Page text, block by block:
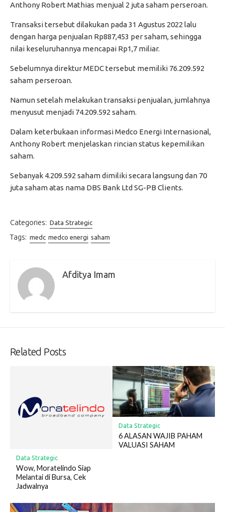
Anthony Robert Mathias menjual 2 juta saham perseroan.
Transaksi tersebut dilakukan pada 31 Agustus 2022 lalu
dengan harga penjualan Rp887,453 per saham, sehingga
nilai keseluruhannya mencapai Rp1,7 miliar.
Sebelumnya direktur MEDC tersebut memiliki 76.209.592
saham perseroan.
Namun setelah melakukan transaksi penjualan, jumlahnya
menyusut menjadi 74.209.592 saham.
Dalam keterbukaan informasi Medco Energi Internasional,
Anthony Robert menjelaskan rincian status kepemilikan
saham.
Sebanyak 4.209.592 saham dimiliki secara langsung dan 70
juta saham atas nama DBS Bank Ltd SG-PB Clients.
Categories: Data Strategic
Tags: medc medco energi saham
Afditya Imam
Related Posts
Data Strategic
Wow, Moratelindo Siap
Melantai di Bursa, Cek
Jadwalnya
Data Strategic
6 ALASAN WAJIB PAHAM
VALUASI SAHAM